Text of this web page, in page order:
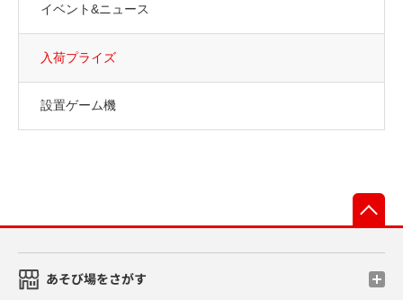
イベント&ニュース
入荷プライズ
設置ゲーム機
あそび場をさがす